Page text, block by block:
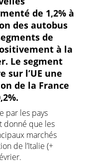
de 1,2% à
des autobus
de
à la
Le segment
sur l’UE une
de la France
par les pays
donné que les
marchés
de l’Italie (+